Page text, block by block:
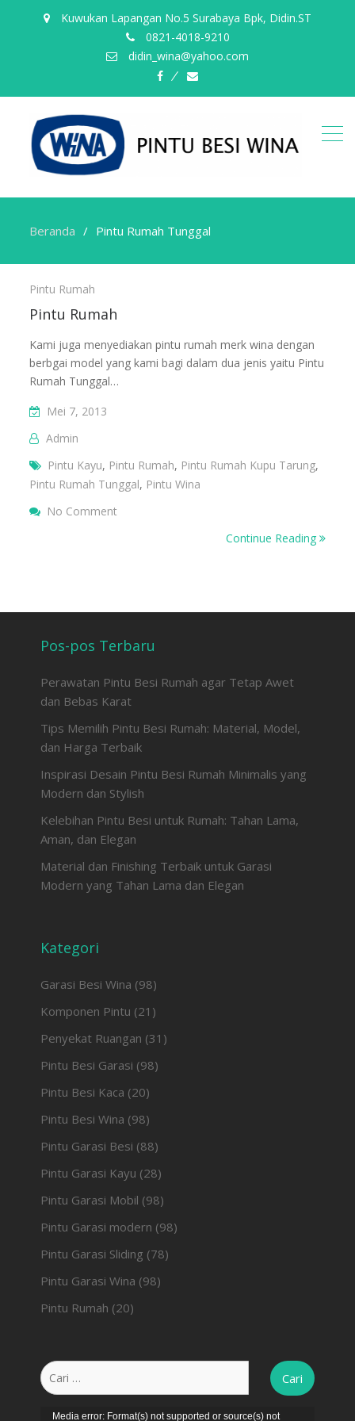
Kuwukan Lapangan No.5 Surabaya Bpk, Didin.ST
0821-4018-9210
didin_wina@yahoo.com
fb email
Beranda Pintu Rumah Tunggal
Pintu
Rumah
Tunggal
Pintu Rumah
Pintu Rumah
Kami juga menyediakan pintu rumah merk wina dengan
berbgai model yang kami bagi dalam dua jenis yaitu Pintu
Rumah Tunggal…
Mei 7, 2013
Admin
Pintu Kayu, Pintu Rumah, Pintu Rumah Kupu Tarung,
Pintu Rumah Tunggal, Pintu Wina
No Comment
Continue Reading
Pos-pos Terbaru
Perawatan Pintu Besi Rumah agar Tetap Awet
dan Bebas Karat
Tips Memilih Pintu Besi Rumah: Material, Model,
dan Harga Terbaik
Inspirasi Desain Pintu Besi Rumah Minimalis yang
Modern dan Stylish
Kelebihan Pintu Besi untuk Rumah: Tahan Lama,
Aman, dan Elegan
Material dan Finishing Terbaik untuk Garasi
Modern yang Tahan Lama dan Elegan
Kategori
Garasi Besi Wina (98)
Komponen Pintu (21)
Penyekat Ruangan (31)
Pintu Besi Garasi (98)
Pintu Besi Kaca (20)
Pintu Besi Wina (98)
Pintu Garasi Besi (88)
Pintu Garasi Kayu (28)
Pintu Garasi Mobil (98)
Pintu Garasi modern (98)
Pintu Garasi Sliding (78)
Pintu Garasi Wina (98)
Pintu Rumah (20)
Cari
untuk:
Pemutar
Media error: Format(s) not supported or source(s) not